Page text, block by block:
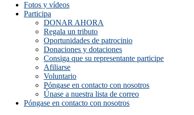
Fotos y vídeos
Participa
DONAR AHORA
Regala un tributo
Oportunidades de patrocinio
Donaciones y dotaciones
Consiga que su representante participe
Afiliarse
Voluntario
Póngase en contacto con nosotros
Únase a nuestra lista de correo
Póngase en contacto con nosotros